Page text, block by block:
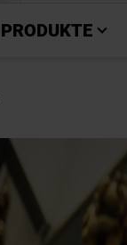
PRODUKTE